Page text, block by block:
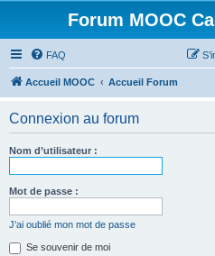
Forum MOOC
FAQ
Accueil MOOC Accueil Forum
Connexion au forum
Nom d’utilisateur :
Mot de passe :
J’ai oublié mon mot de passe
Se souvenir de moi